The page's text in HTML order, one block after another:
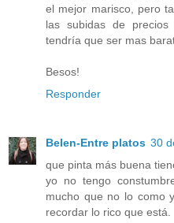
el mejor marisco, pero
las subidas de
tendría que ser mas
Besos!
Responder
Belen-Entre platos 30
que pinta más buena
yo no tengo
mucho que no lo como
recordar lo rico que está.